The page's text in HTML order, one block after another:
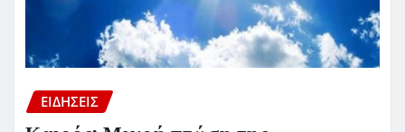
ΕΙΔΗΣΕΙΣ